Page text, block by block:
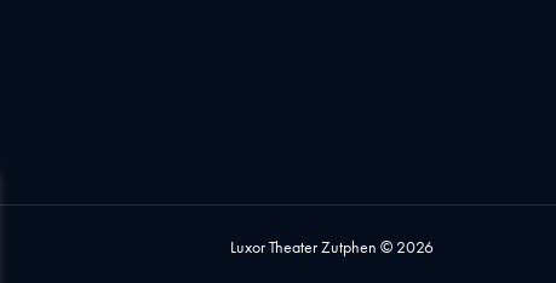
Luxor Theater Zutphen © 2026